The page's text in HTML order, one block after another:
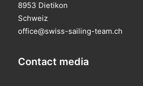
8953 Dietikon
Schweiz
office@swiss-sailing-team.ch
Contact media